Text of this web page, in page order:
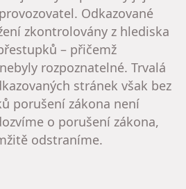
Odkazované
zkontrolovány z hlediska
– přičemž
rozpoznatelné. Trvalá
stránek však bez
porušení zákona není
o porušení zákona,
odstraníme.